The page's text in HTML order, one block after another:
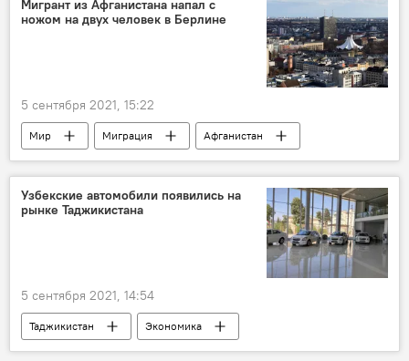
Мигрант из Афганистана напал с
ножом на двух человек в Берлине
5 сентября 2021, 15:22
Мир Миграция
Афганистан
Германия
Узбекские автомобили появились на
рынке Таджикистана
5 сентября 2021, 14:54
Таджикистан
Экономика
Центральная Азия
Узбекистан